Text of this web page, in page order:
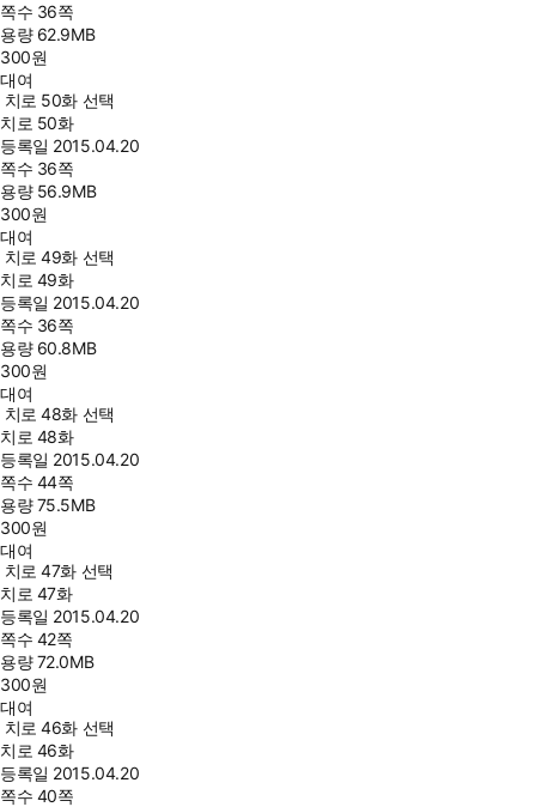
쪽수 36쪽
용량 62.9MB
300원
대여
치로 50화 선택
치로 50화
등록일 2015.04.20
쪽수 36쪽
용량 56.9MB
300원
대여
치로 49화 선택
치로 49화
등록일 2015.04.20
쪽수 36쪽
용량 60.8MB
300원
대여
치로 48화 선택
치로 48화
등록일 2015.04.20
쪽수 44쪽
용량75.5MB
300원
대여
치로 47화 선택
치로 47화
등록일 2015.04.20
쪽수 42쪽
용량72.0MB
300원
대여
치로 46화 선택
치로 46화
등록일 2015.04.20
쪽수 40쪽